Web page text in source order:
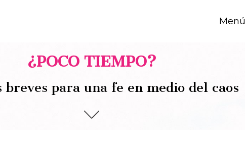
Menú
¿POCO TIEMPO?
para una fe en medio del caos